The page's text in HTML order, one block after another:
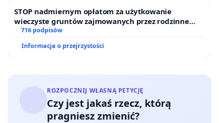
STOP nadmiernym opłatom za użytkowanie
wieczyste gruntów zajmowanych przez rodzinne
ogrody działkowe.
716 podpisów
Informacja o przejrzystości
ROZPOCZNIJ WŁASNĄ PETYCJĘ
Czy jest jakaś rzecz, którą
pragniesz zmienić?